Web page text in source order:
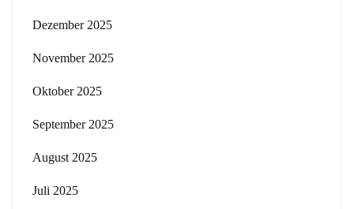
Dezember 2025
November 2025
Oktober 2025
September 2025
August 2025
Juli 2025